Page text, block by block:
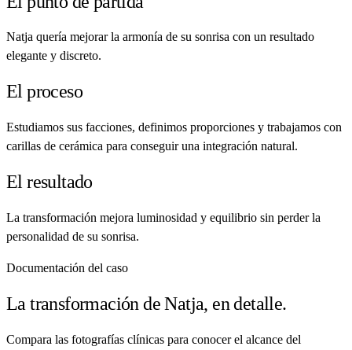
Natja quería mejorar la armonía de su sonrisa con un resultado
elegante y discreto.
El proceso
Estudiamos sus facciones, definimos proporciones y trabajamos con
carillas de cerámica para conseguir una integración natural.
El resultado
La transformación mejora luminosidad y equilibrio sin perder la
personalidad de su sonrisa.
Documentación del caso
La transformación de Natja, en detalle.
Compara las fotografías clínicas para conocer el alcance del